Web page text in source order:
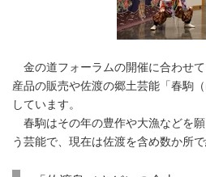
金の道フォーラムの開催に合わせ
産品の販売や佐渡の郷土芸能「春駒
しています。
春駒はその年の豊作や大漁などを
う芸能で、現在は佐渡を含め数か所で